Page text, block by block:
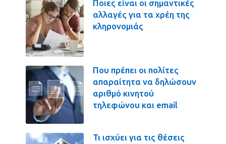
Ποιες είναι οι σημαντικές
αλλαγές για τα χρέη της
κληρονομιάς
Που πρέπει οι πολίτες
απαραίτητα να δηλώσουν
αριθμό κινητού
τηλεφώνου και email
Τι ισχύει για τις θέσεις